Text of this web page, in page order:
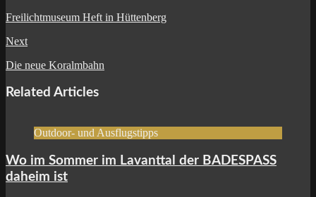
Freilichtmuseum Heft in Hüttenberg
Next
Die neue Koralmbahn
Related Articles
Outdoor- und Ausflugstipps
Wo im Sommer im Lavanttal der BADESPASS
daheim ist